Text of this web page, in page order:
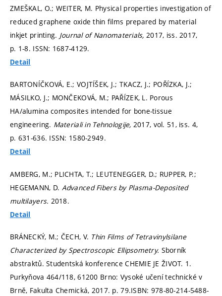
ZMEŠKAL, O.; WEITER, M. Physical properties investigation of
reduced graphene oxide thin films prepared by material
inkjet printing. Journal of Nanomaterials, 2017, iss. 2017,
p. 1-8. ISSN: 1687-4129.
Detail
BARTONÍČKOVÁ, E.; VOJTÍŠEK, J.; TKACZ, J.; POŘÍZKA, J.;
MÁSILKO, J.; MONČEKOVÁ, M.; PAŘÍZEK, L. Porous
HA/alumina composites intended for bone-tissue
engineering. Materiali in Tehnologije, 2017, vol. 51, iss. 4,
p. 631-636. ISSN: 1580-2949.
Detail
AMBERG, M.; PLICHTA, T.; LEUTENEGGER, D.; RUPPER, P.;
HEGEMANN, D. Advanced Fibers by Plasma-Deposited
multilayers. 2018.
Detail
BRÁNECKÝ, M.; ČECH, V. Thin Films of Tetravinylsilane
Characterized by Spectroscopic Ellipsometry. Sborník
abstraktů. Studentská konference CHEMIE JE ŽIVOT. 1.
Purkyňova 464/118, 61200 Brno: Vysoké učení technické v
Brně, Fakulta Chemická, 2017. p. 79.ISBN: 978-80-214-5488-